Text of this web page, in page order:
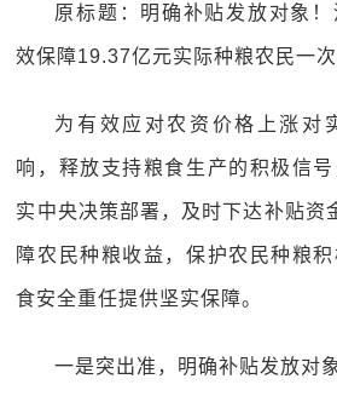
原标题：明确补贴发放对象
效保障19.37亿元实际种粮农民一
为有效应对农资价格上涨对
响，释放支持粮食生产的积极信
实中央决策部署，及时下达补贴资
障农民种粮收益，保护农民种粮
食安全重任提供坚实保障。
一是突出准，明确补贴发放对象